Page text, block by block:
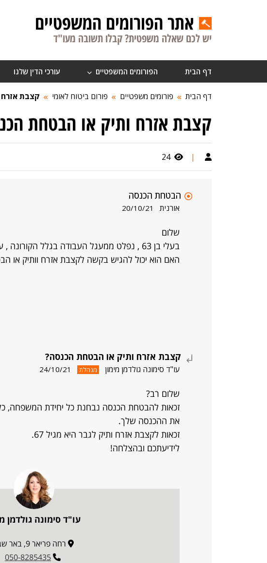
אתר הפורומים המשפטיים
יש לכם שאלה משפטית? קבלו תשובה מעו"ד
דף הבית הפורומים המשפטיים עורכי הדין שלנו
דף הבית פורומים משפטיים פורום ביטוח לאומי קצבת
קצבת אזרח ותיק או הבטחת
|
24
הבטחת הכנסה
אורנית 20/10/21
שלום
בעלי בן 63 , נפלט ממעגל העבודה בגלל הקורונה , עד החודש קיבל אבטלה
האם הוא יכול להגיש בקשה לקצבת אזרח וותיק או
קצבת אזרח ותיק או הבטחת הכנסה?
עו"ד סימונה גולדמן מימון מנהלת 24/10/21
שלום רב?
זכאות להבטחת הכנסה נבחנת כל יחידת המשפחה,
את ההכנסה שלך.
זכאות לקצבת אזרח ותיק לגבר היא מגיל 67.
לידיעתכם ובהצלחה!
עו"ד סימונה גולדמן
רחה פריאר 9, באר שבע
050-8285435